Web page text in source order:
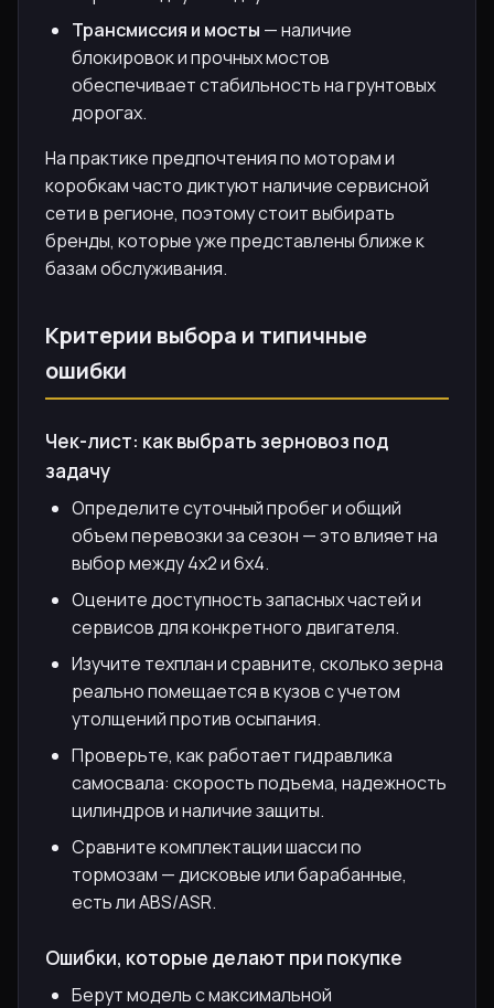
Трансмиссия и мосты — наличие
блокировок и прочных мостов
обеспечивает стабильность на грунтовых
дорогах.
На практике предпочтения по моторам и
коробкам часто диктуют наличие сервисной
сети в регионе, поэтому стоит выбирать
бренды, которые уже представлены ближе к
базам обслуживания.
Критерии выбора и типичные
ошибки
Чек-лист: как выбрать зерновоз под
задачу
Определите суточный пробег и общий
объем перевозки за сезон — это влияет на
выбор между 4х2 и 6х4.
Оцените доступность запасных частей и
сервисов для конкретного двигателя.
Изучите техплан и сравните, сколько зерна
реально помещается в кузов с учетом
утолщений против осыпания.
Проверьте, как работает гидравлика
самосвала: скорость подъема, надежность
цилиндров и наличие защиты.
Сравните комплектации шасси по
тормозам — дисковые или барабанные,
есть ли ABS/ASR.
Ошибки, которые делают при покупке
Берут модель с максимальной